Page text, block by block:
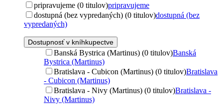
pripravujeme (0 titulov)pripravujeme
dostupná (bez vypredaných) (0 titulov)dostupná (bez
vypredaných)
Dostupnosť v kníhkupectve
Banská Bystrica (Martinus) (0 titulov)Banská
Bystrica (Martinus)
Bratislava - Cubicon (Martinus) (0 titulov)Bratislava
- Cubicon (Martinus)
Bratislava - Nivy (Martinus) (0 titulov)Bratislava -
Nivy (Martinus)